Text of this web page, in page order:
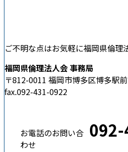
ご不明な点はお気軽に福岡県倫理
福岡県倫理法人会 事務局
〒812-0011 福岡市博多区博多駅
fax.092-431-0922
お電話のお問い合
わせ